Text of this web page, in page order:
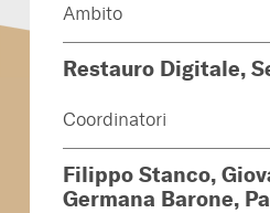
Ambito
Restauro Digitale,
Coordinatori
Filippo Stanco,
Germana Barone,